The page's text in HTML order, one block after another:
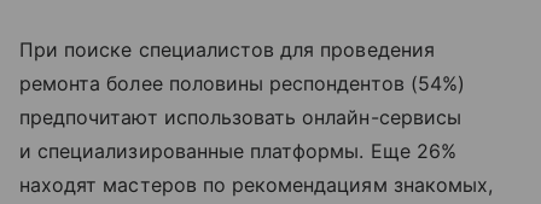
При поиске специалистов для проведения
ремонта более половины респондентов (54%)
предпочитают использовать онлайн-сервисы
и специализированные платформы. Еще 26%
находят мастеров по рекомендациям знакомых,